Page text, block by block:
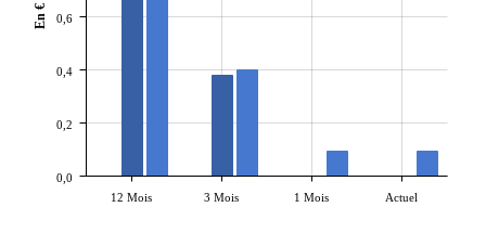
12 Mois 3 Mois 1 Mois Actuel
0,0
0,2
0,4
0,6
En €